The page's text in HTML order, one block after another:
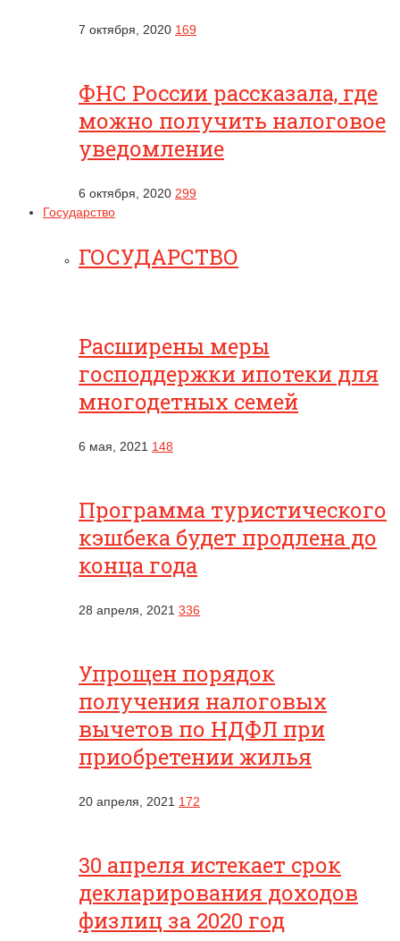
7 октября, 2020 169
ФНС России рассказала, где
можно получить налоговое
уведомление
6 октября, 2020 299
Государство
ГОСУДАРСТВО
Расширены меры
господдержки ипотеки для
многодетных семей
6 мая, 2021 148
Программа туристического
кэшбека будет продлена до
конца года
28 апреля, 2021 336
Упрощен порядок
получения налоговых
вычетов по НДФЛ при
приобретении жилья
20 апреля, 2021 172
30 апреля истекает срок
декларирования доходов
физлиц за 2020 год